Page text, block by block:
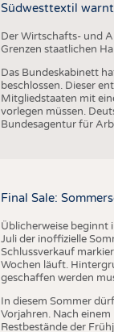
Südwesttextil
Der Wirtschafts- und
Grenzen staatlichen
Das Bundeskabinett
beschlossen. Dieser
Mitgliedstaaten mit
vorlegen müssen.
Bundesagentur für
Final Sale:
Üblicherweise beginnt
Juli der inoffizielle
Schlussverkauf
Wochen läuft.
geschaffen werden
In diesem Sommer
Vorjahren. Nach
Restbestände der